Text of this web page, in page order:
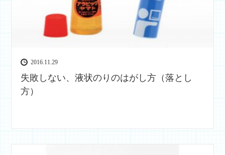
2016.11.29
失敗しない、液状のりのはがし方（落とし
方）